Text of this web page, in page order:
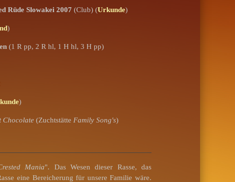
Rüde Slowakei 2007 (Club) (Urkunde)
)
(1 R pp, 2 R hl, 1 H hl, 3 H pp)
)
Chocolate (Zuchtstätte Family Song's)
Mania". Das Wesen dieser Rasse, das
eine Bereicherung für unsere Familie wäre.